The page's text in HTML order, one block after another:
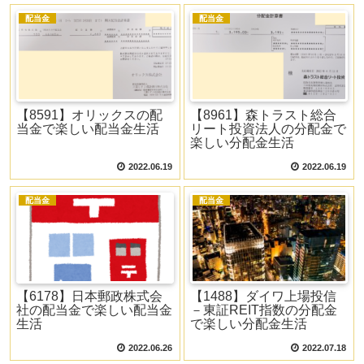
配当金
【8591】オリックスの配
当金で楽しい配当金生活
2022.06.19
配当金
【8961】森トラスト総合
リート投資法人の分配金で
楽しい分配金生活
2022.06.19
配当金
【6178】日本郵政株式会
社の配当金で楽しい配当金
生活
2022.06.26
配当金
【1488】ダイワ上場投信
－東証REIT指数の分配金
で楽しい分配金生活
2022.07.18